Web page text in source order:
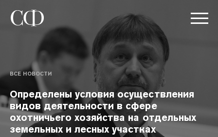
ВСЕ НОВОСТИ
Определены условия осуществления
видов деятельности в сфере
охотничьего хозяйства на отдельных
земельных и лесных участках